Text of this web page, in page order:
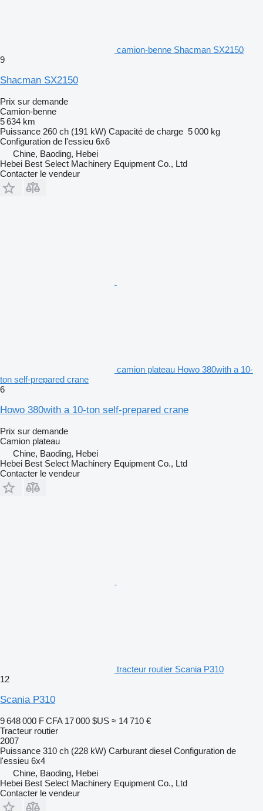
camion-benne Shacman SX2150
9
Shacman SX2150
Prix sur demande
Camion-benne
5 634 km
Puissance 260 ch (191 kW) Capacité de charge 5 000 kg
Configuration de l'essieu 6x6
Chine, Baoding, Hebei
Hebei Best Select Machinery Equipment Co., Ltd
Contacter le vendeur
camion plateau Howo 380with a 10-
ton self-prepared crane
6
Howo 380with a 10-ton self-prepared crane
Prix sur demande
Camion plateau
Chine, Baoding, Hebei
Hebei Best Select Machinery Equipment Co., Ltd
Contacter le vendeur
tracteur routier Scania P310
12
Scania P310
9 648 000 F CFA 17 000 $US ≈ 14 710 €
Tracteur routier
2007
Puissance 310 ch (228 kW) Carburant diesel Configuration de
l'essieu 6x4
Chine, Baoding, Hebei
Hebei Best Select Machinery Equipment Co., Ltd
Contacter le vendeur